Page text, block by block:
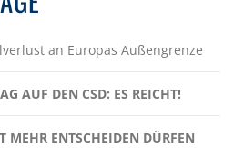
an Europas Außengrenze
AUF DEN CSD: ES REICHT!
ENTSCHEIDEN DÜRFEN